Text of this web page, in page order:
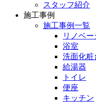
スタッフ紹介
施工事例
施工事例一覧
リノベ
浴室
洗面化粧
給湯器
トイレ
便座
キッチン